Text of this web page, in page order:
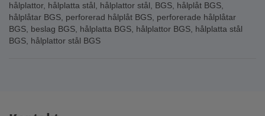
hålplattor, hålplatta stål, hålplattor stål, BGS, hålplåt BGS,
hålplåtar BGS, perforerad hålplåt BGS, perforerade hålplåtar
BGS, beslag BGS, hålplatta BGS, hålplattor BGS, hålplatta stål
BGS, hålplattor stål BGS